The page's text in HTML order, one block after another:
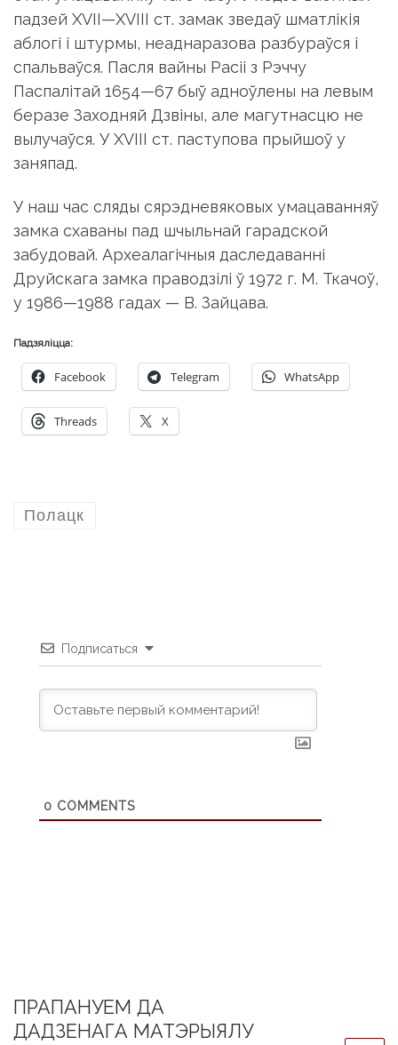
падзей XVII—XVIII ст. замак зведаў шматлікія
аблогі і штурмы, неаднаразова разбураўся і
спальваўся. Пасля вайны Расіі з Рэччу
Паспалітай 1654—67 быў адноўлены на левым
беразе Заходняй Дзвіны, але магутнасцю не
вылучаўся. У XVIII ст. паступова прыйшоў у
заняпад.
У наш час сляды сярэдневяковых умацаванняў
замка схаваны пад шчыльнай гарадской
забудовай. Археалагічныя даследаванні
Друйскага замка праводзілі ў 1972 г. М. Ткачоў,
у 1986—1988 гадах — В. Зайцава.
Падзяліцца:
Facebook Telegram WhatsApp
Threads X
Полацк
Подписаться
0 COMMENTS
ПРАПАНУЕМ ДА
ДАДЗЕНАГА МАТЭРЫЯЛУ